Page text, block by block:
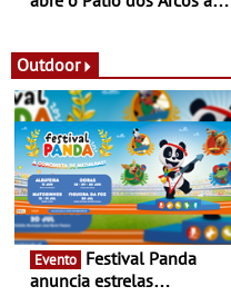
Outdoor
Evento
anuncia estrelas